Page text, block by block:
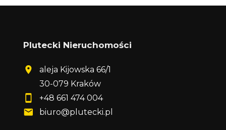
Plutecki Nieruchomości
aleja Kijowska 66/1
30-079 Kraków
+48 661 474 004
biuro@plutecki.pl